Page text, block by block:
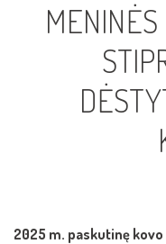
2025 m. paskutinę